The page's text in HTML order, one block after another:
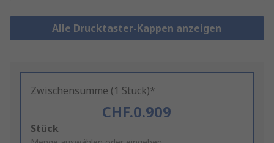
Alle Drucktaster-Kappen anzeigen
Zwischensumme (1 Stück)*
CHF.0.909
Add
Stück